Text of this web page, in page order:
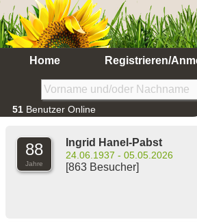
Home Registrieren/
51 Benutzer Online
88
Jahre
Ingrid Hanel-Pabst
24.06.1937 - 05.05.2026
[863 Besucher]